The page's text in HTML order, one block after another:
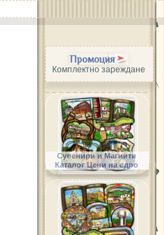
Промоция
Комплектно зареждане
Сувенири и Магнити
Каталог Цени на едро